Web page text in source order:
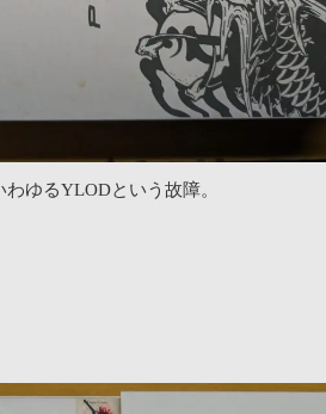
わゆるYLODという故障。